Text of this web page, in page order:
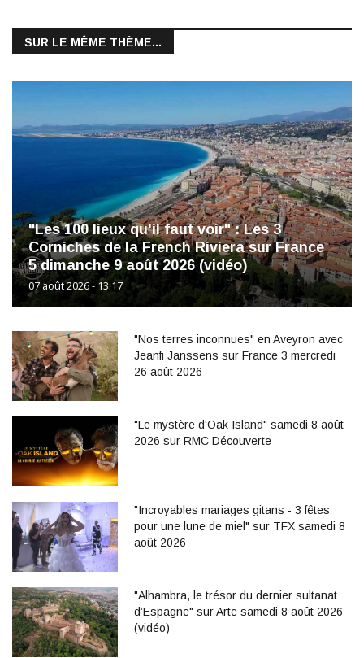
SUR LE MÊME THÈME...
"Les 100 lieux qu'il faut voir" : Les 3
Corniches de la French Riviera sur France
5 dimanche 9 août 2026 (vidéo)
07 août 2026 - 13:17
"Nos terres inconnues" en Aveyron avec
Jeanfi Janssens sur France 3 mercredi
26 août 2026
"Le mystère d'Oak Island" samedi 8 août
2026 sur RMC Découverte
"Incroyables mariages gitans - 3 fêtes
pour une lune de miel" sur TFX samedi 8
août 2026
"Alhambra, le trésor du dernier sultanat
d’Espagne" sur Arte samedi 8 août 2026
(vidéo)